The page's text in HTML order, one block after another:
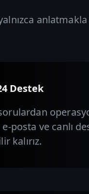
Destek
posta ve canlı
kalırız.